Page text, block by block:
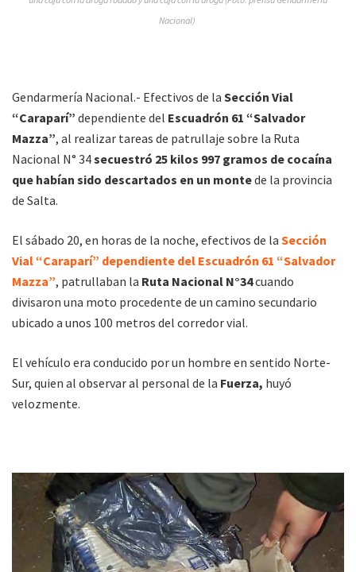
Nacional)
Gendarmería Nacional.- Efectivos de la Sección Vial
“Caraparí” dependiente del Escuadrón 61 “Salvador
Mazza”, al realizar tareas de patrullaje sobre la Ruta
Nacional N° 34secuestró 25 kilos 997 gramos de cocaína
que habían sido descartados en un montede la provincia
de Salta.
El sábado 20, en horas de la noche, efectivos de la Sección
Vial “Caraparí” dependiente del Escuadrón 61 “Salvador
Mazza”, patrullaban la Ruta Nacional N°34cuando
divisaron una moto procedente de un camino secundario
ubicado a unos 100 metros del corredor vial.
El vehículo era conducido por un hombre en sentido Norte-
Sur, quien al observar al personal de la Fuerza, huyó
velozmente.